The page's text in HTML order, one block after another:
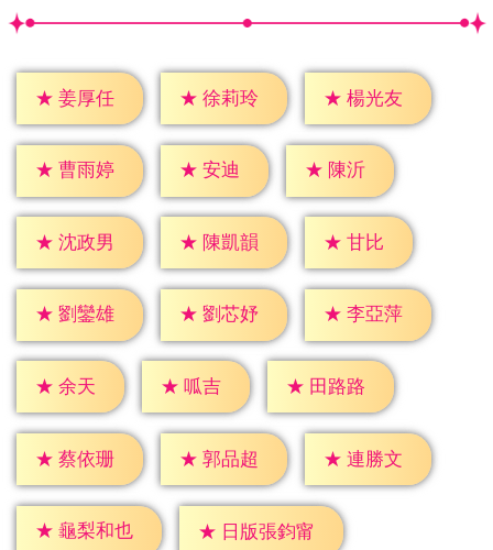
★ 姜厚任 ★ 徐莉玲 ★ 楊光友
★ 曹雨婷 ★ 安迪 ★ 陳沂
★ 沈政男 ★ 陳凱韻 ★ 甘比
★ 劉鑾雄 ★ 劉芯妤 ★ 李亞萍
★ 余天 ★ 呱吉 ★ 田路路
★ 蔡依珊 ★ 郭品超 ★ 連勝文
★ 龜梨和也 ★ 日版張鈞甯